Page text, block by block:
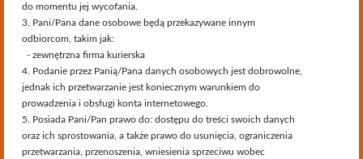
Producenci
Lista podkategorii w Producenci:
Movia Santomas
Serwis przeznaczony dla osób pełnoletnich.
Czy akceptujesz te warunki i masz ukończone 18 lat?
Strona korzysta z plików cookies w celu realizacji usług i zgodnie z
Polityką Plików Cookies. Możesz określić warunki przechowywania
lub dostępu do plików cookies w Twojej przeglądarce.
do momentu jej wycofania.
3. Pani/Pana dane osobowe będą przekazywane innym
odbiorcom, takim jak:
- zewnętrzna firma kurierska
4. Podanie przez Panią/Pana danych osobowych jest dobrowolne,
jednak ich przetwarzanie jest koniecznym warunkiem do
prowadzenia i obsługi konta internetowego.
5. Posiada Pani/Pan prawo do: dostępu do treści swoich danych
oraz ich sprostowania, a także prawo do usunięcia, ograniczenia
przetwarzania, przenoszenia, wniesienia sprzeciwu wobec